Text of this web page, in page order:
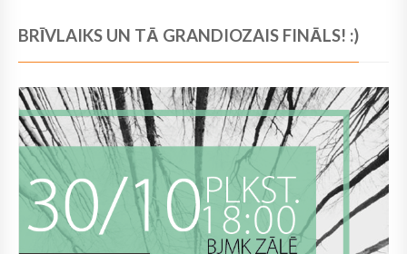
BRĪVLAIKS UN TĀ GRANDIOZAIS FINĀLS! :)